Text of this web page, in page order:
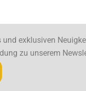
exklusiven
zu unserem